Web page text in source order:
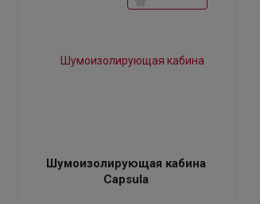
Шумоизолирующая кабина
Capsula